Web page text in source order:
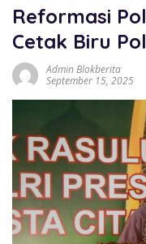
Reformasi
Cetak Biru
Admin Blokberita
September 15, 2025